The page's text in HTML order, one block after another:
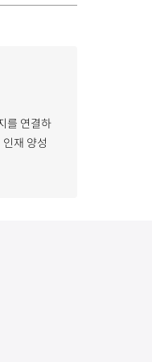
를 연결하
재 양성